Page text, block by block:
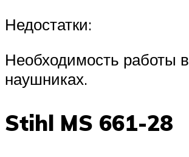
Недостатки:
Необходимость работы в
наушниках.
Stihl MS 661-28